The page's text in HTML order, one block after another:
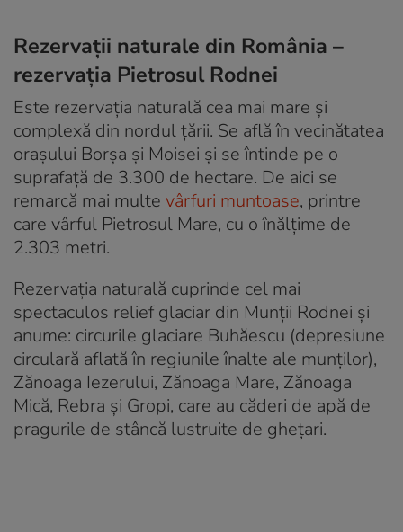
Rezervații naturale din România –
rezervația Pietrosul Rodnei
Este rezervația naturală cea mai mare și
complexă din nordul țării. Se află în vecinătatea
orașului Borșa și Moisei și se întinde pe o
suprafață de 3.300 de hectare. De aici se
remarcă mai multe vârfuri muntoase, printre
care vârful Pietrosul Mare, cu o înălțime de
2.303 metri.
Rezervația naturală cuprinde cel mai
spectaculos relief glaciar din Munții Rodnei și
anume: circurile glaciare Buhăescu (depresiune
circulară aflată în regiunile înalte ale munților),
Zănoaga Iezerului, Zănoaga Mare, Zănoaga
Mică, Rebra și Gropi, care au căderi de apă de
pragurile de stâncă lustruite de ghețari.